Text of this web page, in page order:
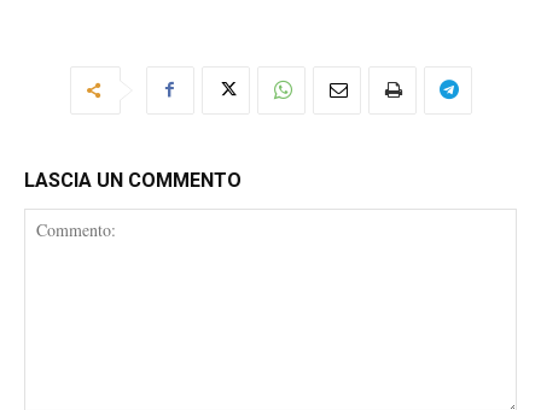
LASCIA UN COMMENTO